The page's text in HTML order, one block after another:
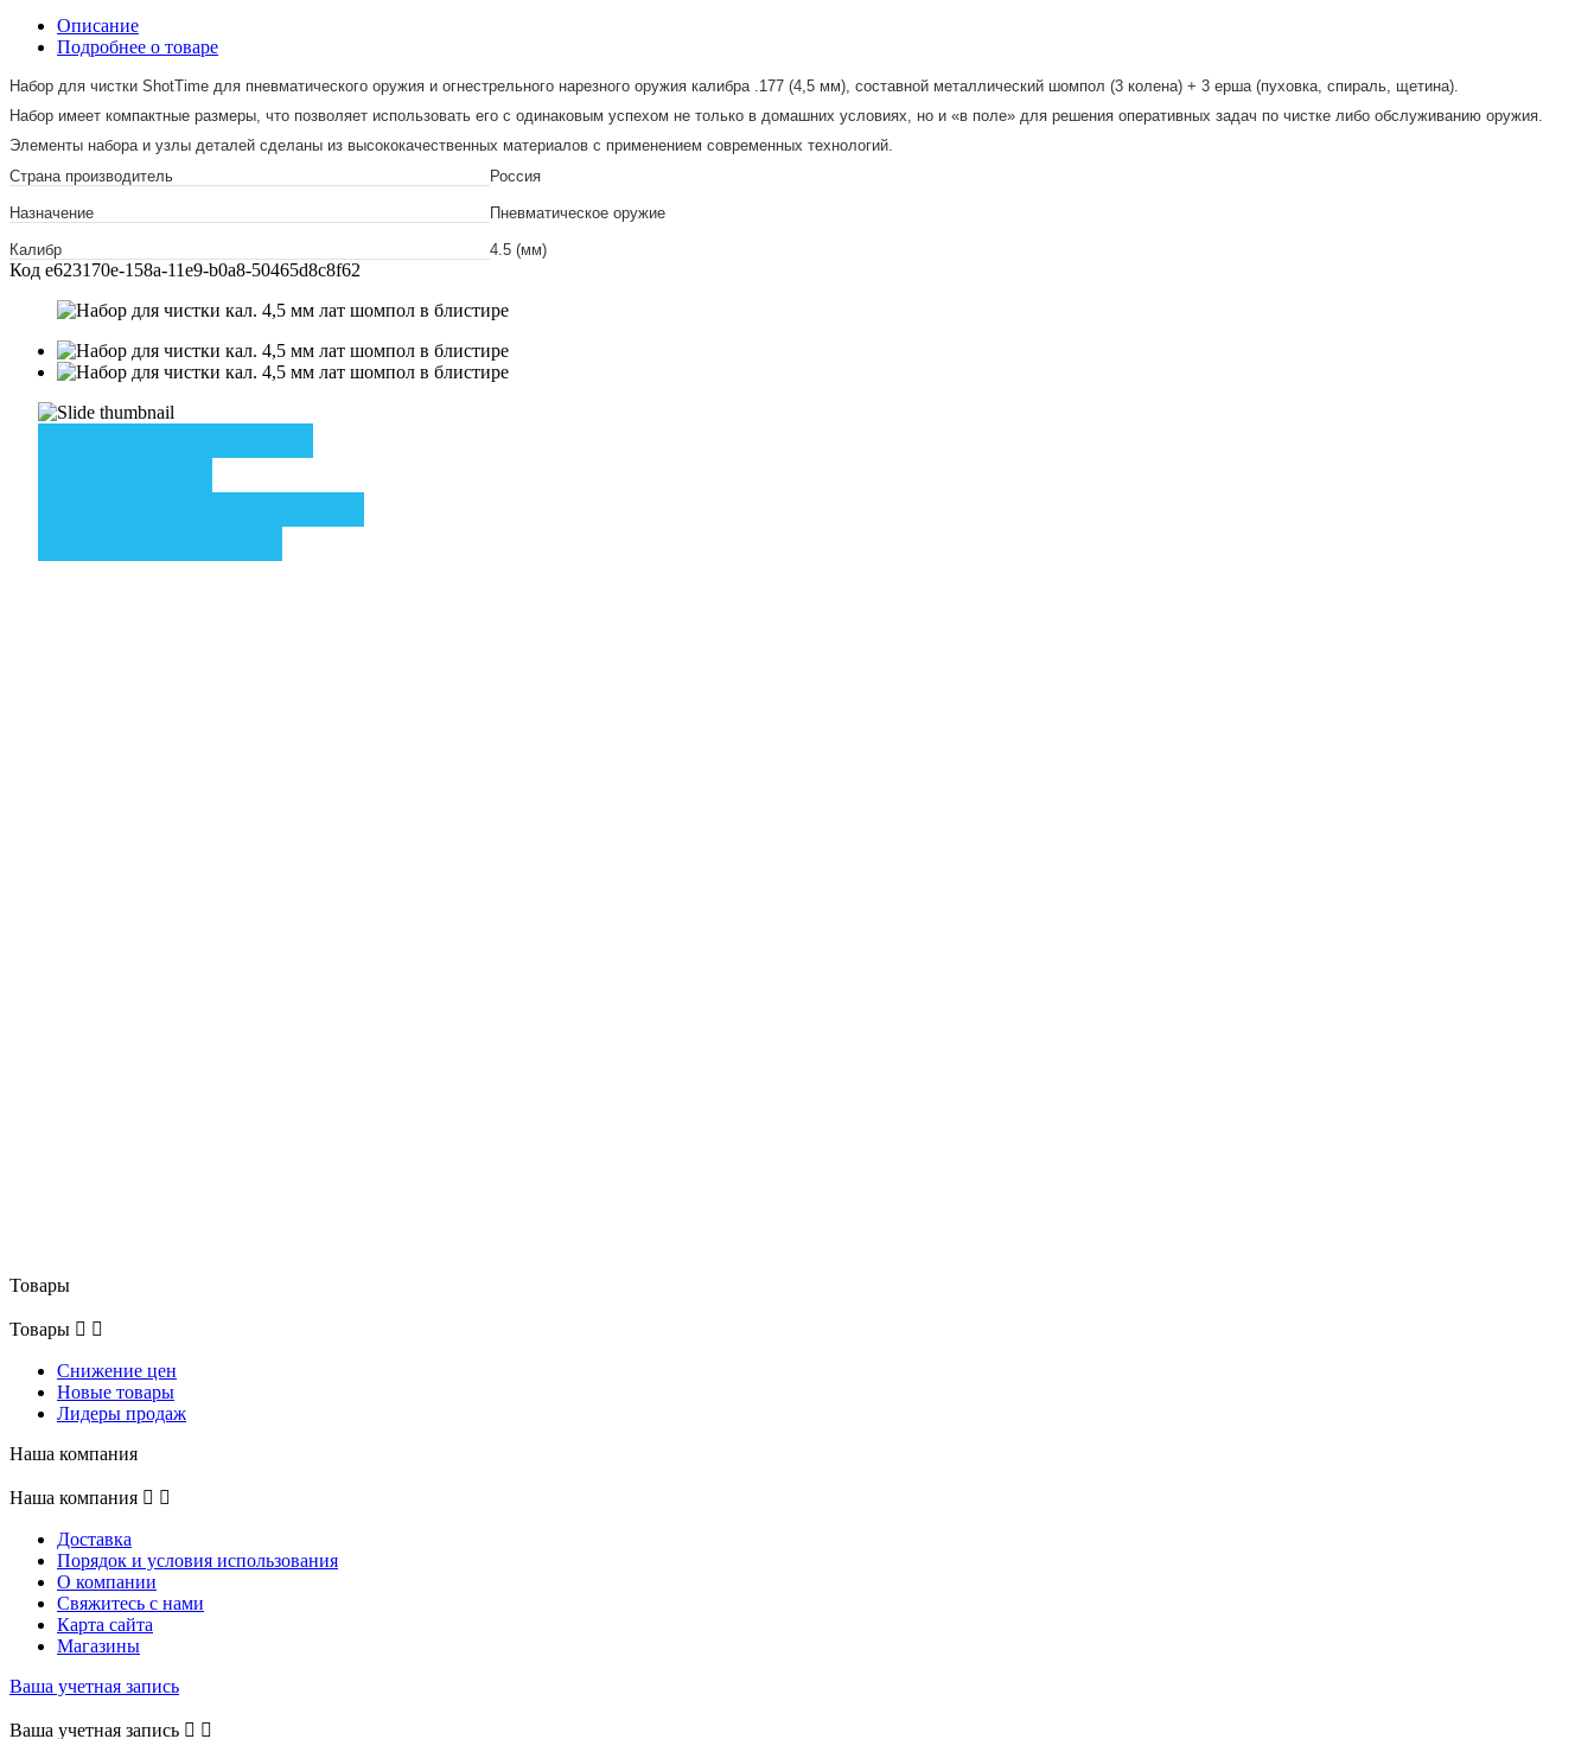
Описание
Подробнее о товаре
Набор для чистки ShotTime для пневматического оружия и огнестрельного нарезного оружия калибра .177 (4,5 мм), составной металлический шомпол (3 колена) + 3 ерша (пуховка, спираль, щетина).
Набор имеет компактные размеры, что позволяет использовать его с одинаковым успехом не только в домашних условиях, но и «в поле» для решения оперативных задач по чистке либо обслуживанию оружия.
Элементы набора и узлы деталей сделаны из высококачественных материалов с применением современных технологий.
Страна производитель
Россия
Назначение Пневматическое оружие
Калибр 4.5 (мм)
Код e623170e-158a-11e9-b0a8-50465d8c8f62
Товары
Товары  
Снижение цен
Новые товары
Лидеры продаж
Наша компания
Наша компания  
Доставка
Порядок и условия использования
О компании
Свяжитесь с нами
Карта сайта
Магазины
Ваша учетная запись
Ваша учетная запись  